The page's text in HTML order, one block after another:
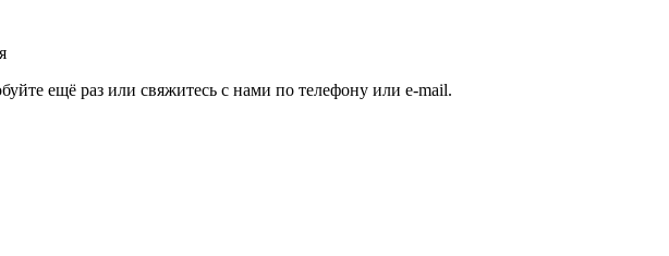
ещё раз или свяжитесь с нами по телефону или e-mail.